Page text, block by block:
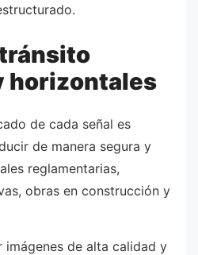
horizontales
de cada señal es
de manera segura y
reglamentarias,
obras en construcción y
imágenes de alta calidad y